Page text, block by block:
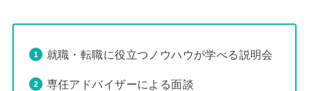
就職・転職に役立つノウハウが学べる説明会
専任アドバイザーによる面談